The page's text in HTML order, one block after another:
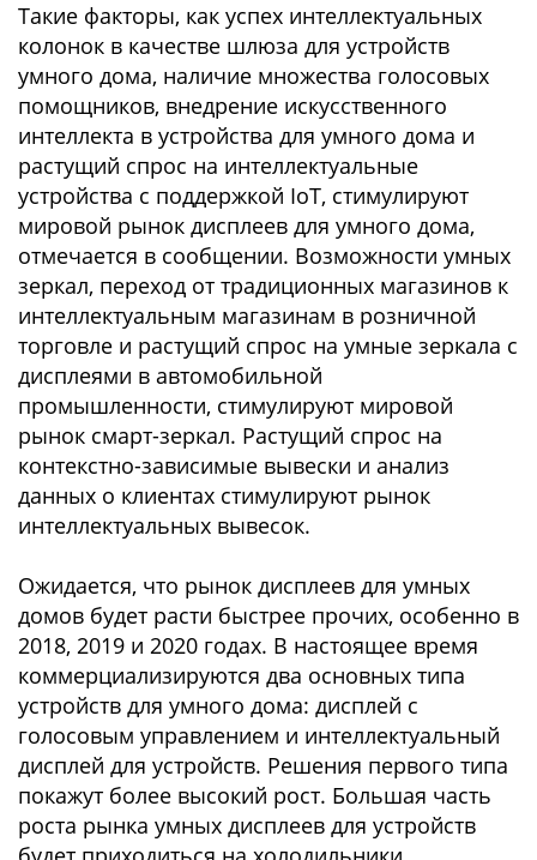
Такие факторы, как успех интеллектуальных
колонок в качестве шлюза для устройств
умного дома, наличие множества голосовых
помощников, внедрение искусственного
интеллекта в устройства для умного дома и
растущий спрос на интеллектуальные
устройства с поддержкой IoT, стимулируют
мировой рынок дисплеев для умного дома,
отмечается в сообщении. Возможности умных
зеркал, переход от традиционных магазинов к
интеллектуальным магазинам в розничной
торговле и растущий спрос на умные зеркала с
дисплеями в автомобильной
промышленности, стимулируют мировой
рынок смарт-зеркал. Растущий спрос на
контекстно-зависимые вывески и анализ
данных о клиентах стимулируют рынок
интеллектуальных вывесок.
Ожидается, что рынок дисплеев для умных
домов будет расти быстрее прочих, особенно в
2018, 2019 и 2020 годах. В настоящее время
коммерциализируются два основных типа
устройств для умного дома: дисплей с
голосовым управлением и интеллектуальный
дисплей для устройств. Решения первого типа
покажут более высокий рост. Большая часть
роста рынка умных дисплеев для устройств